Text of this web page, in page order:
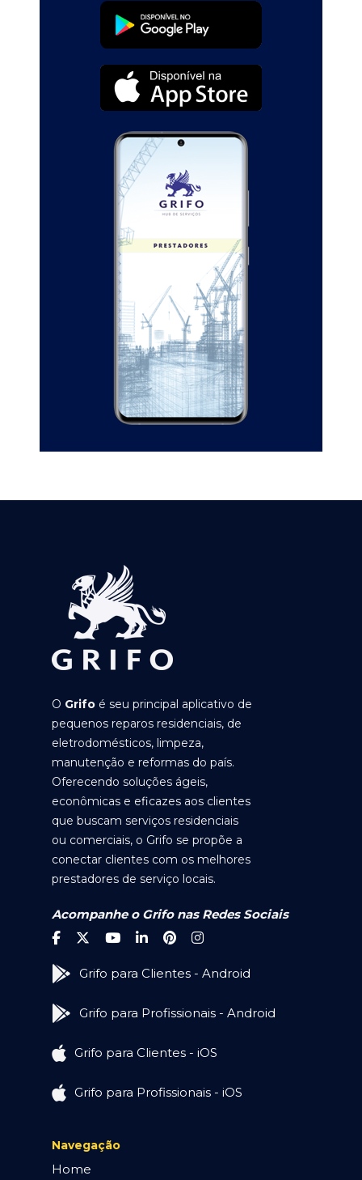
O Grifo é seu principal aplicativo de
pequenos reparos residenciais, de
eletrodomésticos, limpeza,
manutenção e reformas do país.
Oferecendo soluções ágeis,
econômicas e eficazes aos clientes
que buscam serviços residenciais
ou comerciais, o Grifo se propõe a
conectar clientes com os melhores
prestadores de serviço locais.
Acompanhe o Grifo nas Redes Sociais
Grifo para Clientes - Android
Grifo para Profissionais - Android
Grifo para Clientes - iOS
Grifo para Profissionais - iOS
Navegação
Home